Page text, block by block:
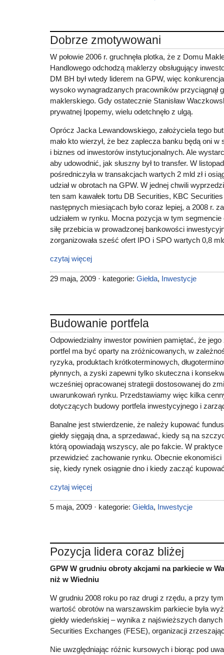
Dobrze zmotywowani
W połowie 2006 r. gruchnęła plotka, że z Domu
Handlowego odchodzą maklerzy obsługujący
DM BH był wtedy liderem na GPW, więc
wysoko wynagradzanych pracowników przyciągnął
maklerskiego. Gdy ostatecznie Stanisław
prywatnej Ipopemy, wielu odetchnęło z ulgą.
Oprócz Jacka Lewandowskiego, założyciela tego
mało kto wierzył, że bez zaplecza banku będą oni
i biznes od inwestorów instytucjonalnych. Ale
aby udowodnić, jak słuszny był to transfer. W
pośredniczyła w transakcjach wartych 2 mld zł i
udział w obrotach na GPW. W jednej chwili
ten sam kawałek tortu DB Securities, KBC
następnych miesiącach było coraz lepiej, a 2008 r.
udziałem w rynku. Mocna pozycja w tym segmencie
siłę przebicia w prowadzonej bankowości
zorganizowała sześć ofert IPO i SPO wartych 0,8
czytaj więcej
29 maja, 2009 · kategorie: Giełda, Inwestycje
Budowanie portfela
Odpowiedzialny inwestor powinien pamiętać, że
portfel ma być oparty na zróżnicowanych, w
ryzyka, produktach krótkoterminowych,
płynnych, a zyski zapewni tylko skuteczna i
wcześniej opracowanej strategii dostosowanej do
uwarunkowań rynku. Przedstawiamy więc kilka
dotyczących budowy portfela inwestycyjnego i
Banalne jest stwierdzenie, że należy kupować
giełdy sięgają dna, a sprzedawać, kiedy są na
którą opowiadają wszyscy, ale po fakcie. W
przewidzieć zachowanie rynku. Obecnie
się, kiedy rynek osiągnie dno i kiedy zacząć
czytaj więcej
5 maja, 2009 · kategorie: Giełda, Inwestycje
Pozycja lidera coraz bliżej
GPW W grudniu obroty akcjami na parkiecie w
niż w Wiedniu
W grudniu 2008 roku po raz drugi z rzędu, a przy
wartość obrotów na warszawskim parkiecie była
giełdy wiedeńskiej – wynika z najświeższych
Securities Exchanges (FESE), organizacji
Nie uwzględniając różnic kursowych i biorąc pod